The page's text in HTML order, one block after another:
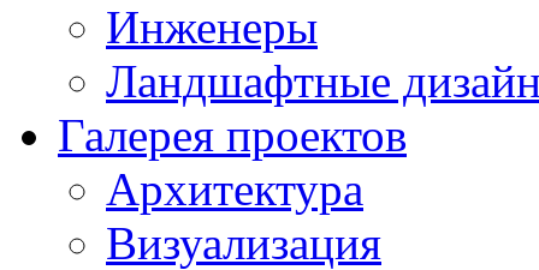
Инженеры
Ландшафтные
Галерея проектов
Архитектура
Визуализация